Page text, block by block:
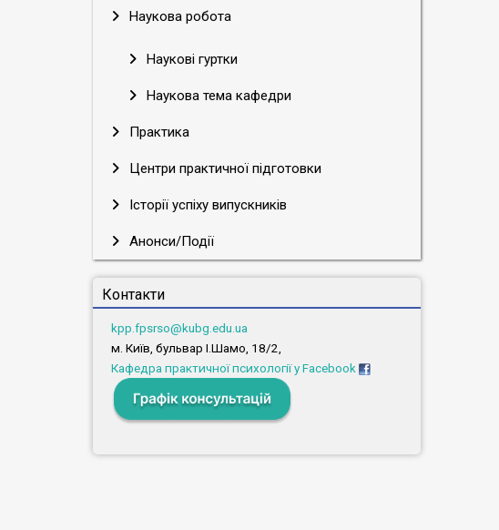
Наукова робота
Наукові гуртки
Наукова тема кафедри
Практика
Центри практичної підготовки
Історії успіху випускників
Анонси/Події
Контакти
kpp.fpsrso@kubg.edu.ua
м. Київ, бульвар І.Шамо, 18/2,
Кафедра практичної психології у Facebook